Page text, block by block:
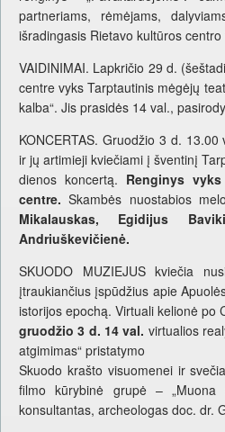
partneriams, rėmėjams,
išradingasis Rietavo kultūros centro
VAIDINIMAI. Lapkričio 29 d.
centre vyks Tarptautinis mėgėjų
kalba“. Jis prasidės 14 val.,
KONCERTAS. Gruodžio 3 d.
ir jų artimieji kviečiami į šventinį
dienos koncertą. Renginys
centre. Skambės nuostabios
Mikalauskas, Egidijus
Andriuškevičienė.
SKUODO MUZIEJUS kviečia
įtraukiančius įspūdžius apie
istorijos epochą. Virtuali kelionė po
gruodžio 3 d. 14 val. virtualios
atgimimas“ pristatymo
Skuodo krašto visuomenei ir
filmo kūrybinė grupė – „Muona
konsultantas, archeologas doc. dr.